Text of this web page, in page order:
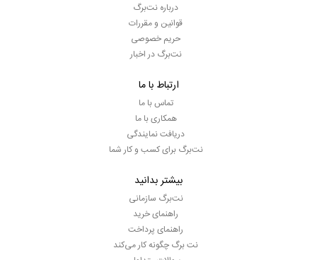
درباره نت‌برگ
قوانین و مقررات
حریم خصوصی
نت‌برگ در اخبار
ارتباط با ما
تماس با ما
همکاری با ما
دریافت نمایندگی
نت‌برگ برای کسب و کار شما
بیشتر بدانید
نت‌برگ سازمانی
راهنمای خرید
راهنمای پرداخت
نت برگ چگونه کار می‌کند